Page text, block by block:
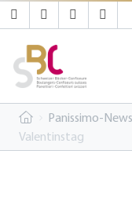
Panissimo-News
Valentinstag